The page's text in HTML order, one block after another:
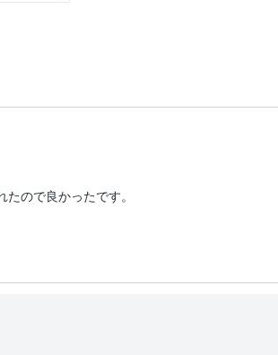
ので良かったです。